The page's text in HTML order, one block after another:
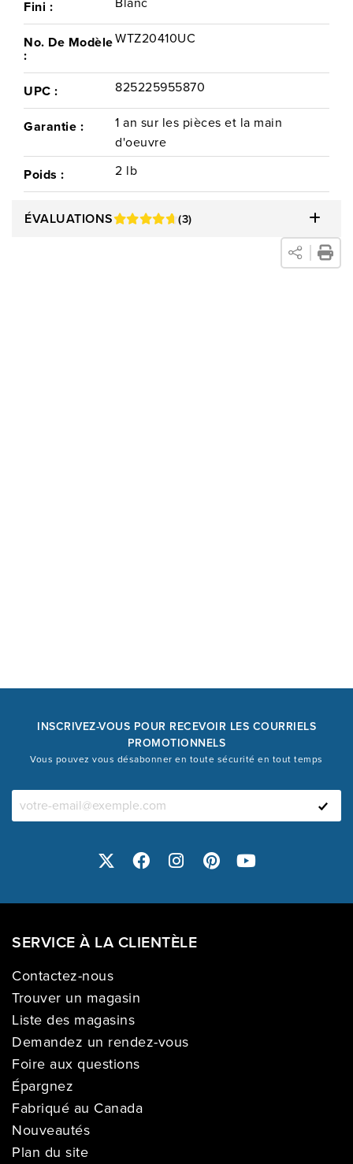
Fini :
No. De Modèle
:
WTZ20410UC
UPC : 825225955870
Garantie :
1 an sur les pièces et la main
d'oeuvre
Poids :
2 lb
ÉVALUATIONS (3)
INSCRIVEZ-VOUS POUR RECEVOIR LES COURRIELS
PROMOTIONNELS
Vous pouvez vous désabonner en toute sécurité en tout temps
SERVICE À LA CLIENTÈLE
Contactez-nous
Trouver un magasin
Liste des magasins
Demandez un rendez-vous
Foire aux questions
Épargnez
Fabriqué au Canada
Nouveautés
Plan du site